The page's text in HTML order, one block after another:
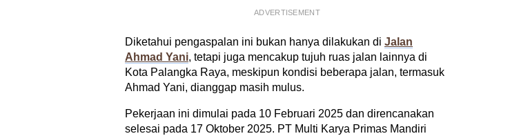
ADVERTISEMENT
Diketahui pengaspalan ini bukan hanya dilakukan di Jalan
Ahmad Yani, tetapi juga mencakup tujuh ruas jalan lainnya di
Kota Palangka Raya, meskipun kondisi beberapa jalan, termasuk
Ahmad Yani, dianggap masih mulus.
Pekerjaan ini dimulai pada 10 Februari 2025 dan direncanakan
selesai pada 17 Oktober 2025. PT Multi Karya Primas Mandiri